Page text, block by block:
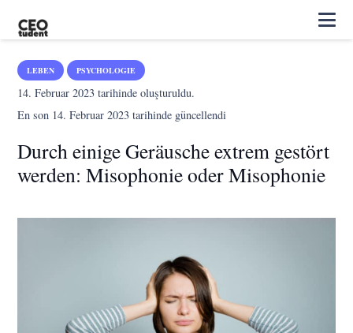
LEBEN PSYCHOLOGIE
14. Februar 2023 tarihinde oluşturuldu.
En son 14. Februar 2023 tarihinde güncellendi
Durch einige Geräusche extrem gestört
werden: Misophonie oder Misophonie